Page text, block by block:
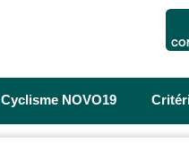
Cyclisme NOVO19